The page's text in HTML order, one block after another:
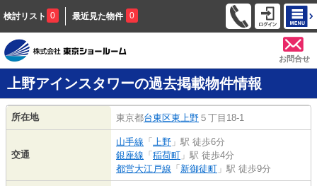
検討リスト 0 最近見た物件 0
お問合せ
上野アインスタワーの過去掲載物件情報
所在地 東京都台東区東上野 ５丁目18-1
交通
山手線 「 上野 」駅 徒歩6分
銀座線 「 稲荷町 」駅 徒歩4分
都営大江戸線 「 新御徒町 」駅 徒歩9分